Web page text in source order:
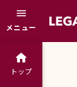
menu
メニュー
home
トップ